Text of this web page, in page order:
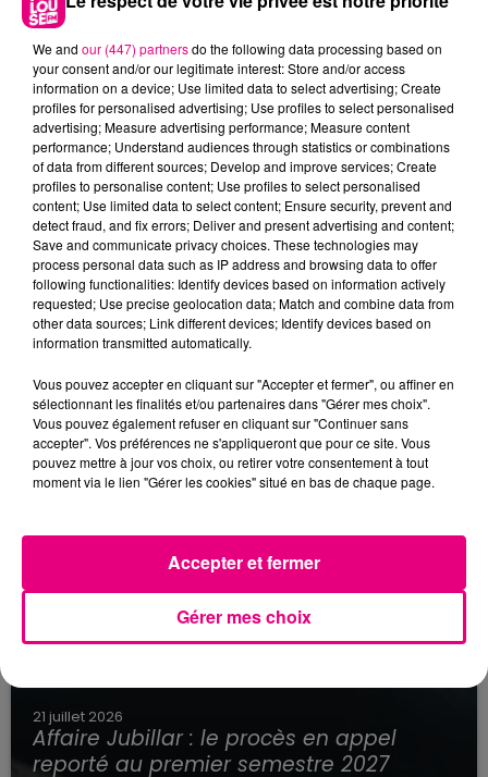
22 juillet 2026
Toulouse : circulation perturbée dans le
secteur François Verdier...
21 juillet 2026
Affaire Jubillar : le procès en appel
reporté au premier semestre 2027
We and our (447) partnersdo the following data processing based on
your consent and/or our legitimate interest: Store and/or access
information on a device; Use limited data to select advertising; Create
profiles for personalised advertising; Use profiles to select personalised
advertising; Measure advertising performance; Measure content
performance; Understand audiences through statistics or combinations
of data from different sources; Develop and improve services; Create
profiles to personalise content; Use profiles to select personalised
content; Use limited data to select content; Ensure security, prevent and
detect fraud, and fix errors; Deliver and present advertising and content;
Save and communicate privacy choices. These technologies may
process personal data such as IP address and browsing data to offer
following functionalities: Identify devices based on information actively
requested; Use precise geolocation data; Match and combine data from
other data sources; Link different devices; Identify devices based on
information transmitted automatically.
Vous pouvez accepter en cliquant sur "Accepter et fermer", ou affiner en
sélectionnant les finalités et/ou partenaires dans "Gérer mes choix".
Vous pouvez également refuser en cliquant sur "Continuer sans
accepter". Vos préférences ne s'appliqueront que pour ce site. Vous
pouvez mettre à jour vos choix, ou retirer votre consentement à tout
moment via le lien "Gérer les cookies" situé en bas de chaque page.
Gérer mes choix
Accepter et fermer